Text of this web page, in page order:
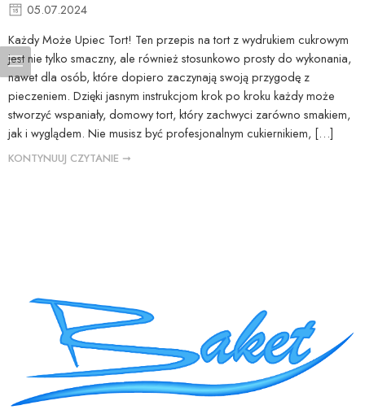
05.07.2024
Każdy Może Upiec Tort! Ten przepis na tort z wydrukiem cukrowym
jest nie tylko smaczny, ale również stosunkowo prosty do wykonania,
nawet dla osób, które dopiero zaczynają swoją przygodę z
pieczeniem. Dzięki jasnym instrukcjom krok po kroku każdy może
stworzyć wspaniały, domowy tort, który zachwyci zarówno smakiem,
jak i wyglądem. Nie musisz być profesjonalnym cukiernikiem, […]
KONTYNUUJ CZYTANIE ➞